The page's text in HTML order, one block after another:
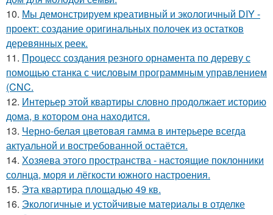
10. Мы демонстрируем креативный и экологичный DIY -
проект: создание оригинальных полочек из остатков
деревянных реек.
11. Процесс создания резного орнамента по дереву с
помощью станка с числовым программным управлением
(CNC.
12. Интерьер этой квартиры словно продолжает историю
дома, в котором она находится.
13. Черно-белая цветовая гамма в интерьере всегда
актуальной и востребованной остаётся.
14. Хозяева этого пространства - настоящие поклонники
солнца, моря и лёгкости южного настроения.
15. Эта квартира площадью 49 кв.
16. Экологичные и устойчивые материалы в отделке